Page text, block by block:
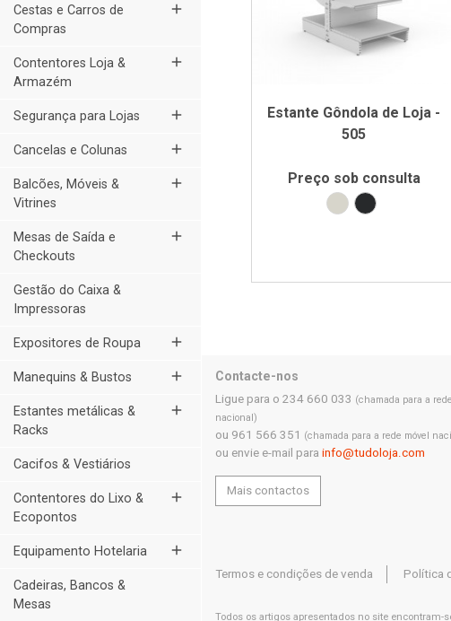
Cestas e Carros de
Compras
add
Contentores Loja &
Armazém
add
Segurança para Lojas add
Cancelas e Colunas add
Balcões, Móveis &
Vitrines
add
Mesas de Saída e
Checkouts
add
Gestão do Caixa &
Impressoras
Expositores de Roupa add
Manequins & Bustos add
Estantes metálicas &
Racks
add
Cacifos & Vestiários
Contentores do Lixo &
Ecopontos
add
Equipamento Hotelaria add
Cadeiras, Bancos &
Mesas
Estante Gôndola de Loja -
505
Preço sob consulta
Branco RAL9002
Preto
Contacte-nos
Ligue para o 234 660 033 (chamada para a
nacional)
ou 961 566 351 (chamada para a rede móvel
ou envie e-mail para info@tudoloja.com
Mais contactos
Termos e condições de venda Política
Todos os artigos apresentados no site